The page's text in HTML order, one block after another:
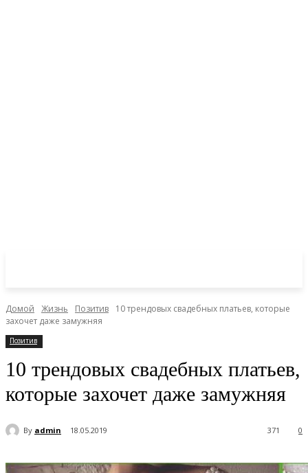
Домой Жизнь Позитив
10 трендовых свадебных платьев, которые
захочет даже замужняя
Позитив
10 трендовых свадебных платьев,
которые захочет даже замужняя
By admin 18.05.2019 0
371